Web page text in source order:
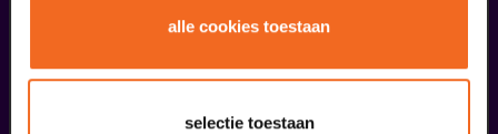
alle cookies toestaan
selectie toestaan